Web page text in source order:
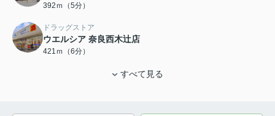
392ｍ（5分）
ドラッグストア
ウエルシア 奈良西木辻店
421ｍ（6分）
すべて見る